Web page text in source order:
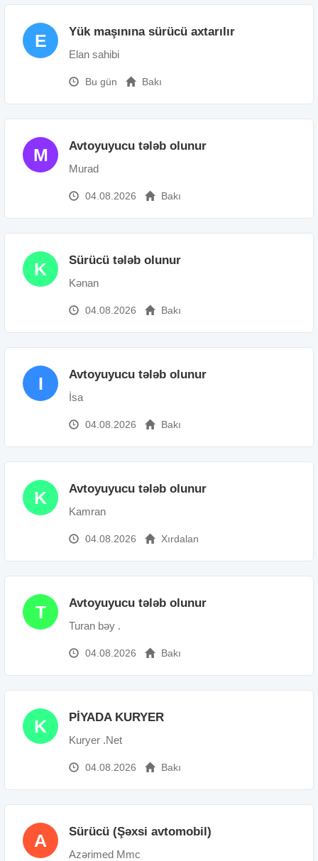
E Yük maşınına sürücü axtarılır
Elan sahibi
Bu gün Bakı
M Avtoyuyucu tələb olunur
Murad
04.08.2026 Bakı
K Sürücü tələb olunur
Kənan
04.08.2026 Bakı
I Avtoyuyucu tələb olunur
İsa
04.08.2026 Bakı
K Avtoyuyucu tələb olunur
Kamran
04.08.2026 Xırdalan
T Avtoyuyucu tələb olunur
Turan bəy .
04.08.2026 Bakı
K PİYADA KURYER
Kuryer .Net
04.08.2026 Bakı
A Sürücü (Şəxsi avtomobil)
Azərimed Mmc